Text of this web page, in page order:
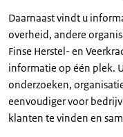
Daarnaast vindt u
overheid, andere
Finse Herstel- en
informatie op één plek.
onderzoeken,
eenvoudiger voor
klanten te vinden en